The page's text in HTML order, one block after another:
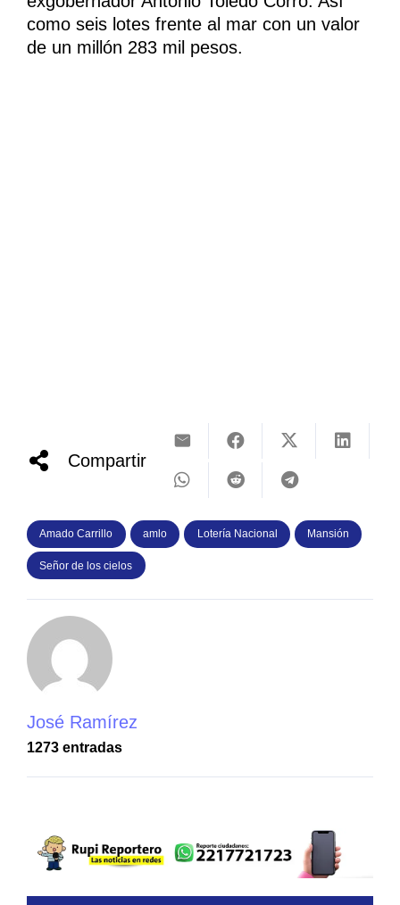
como seis lotes frente al mar con un valor
de un millón 283 mil pesos.
Compartir
Amado Carrillo amlo Lotería Nacional Mansión
Señor de los cielos
José Ramírez
1273 entradas